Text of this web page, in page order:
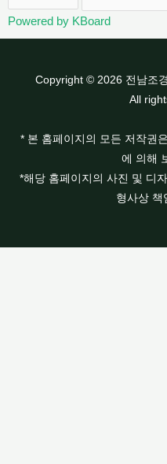
Powered by KBoard
Copyright © 2026 전남조
All
* 본 홈페이지의 모든 저작권
에 의해
*해당 홈페이지의 사진 및 디
형사상 책